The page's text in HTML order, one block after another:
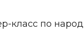
класс по